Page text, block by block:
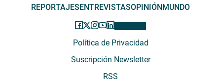
REPORTAJESENTREVISTASOPINIÓNMUNDO
Política de Privacidad
Suscripción Newsletter
RSS